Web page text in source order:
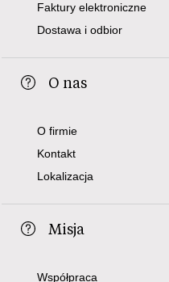
Faktury elektroniczne
Dostawa i odbior
O nas
O firmie
Kontakt
Lokalizacja
Misja
Współpraca